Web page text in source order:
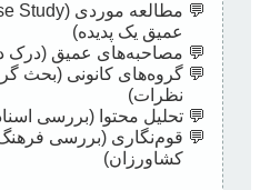
عمیق یک پدیده)
مصاحبه‌های عمیق (درک
گروه‌های کانونی (بحث
نظرات)
تحلیل محتوا (بررسی
قوم‌نگاری (بررسی
کشاورزان)